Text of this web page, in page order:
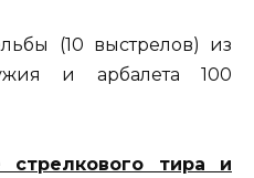
(10 выстрелов) из
и арбалета 100
стрелкового тира и